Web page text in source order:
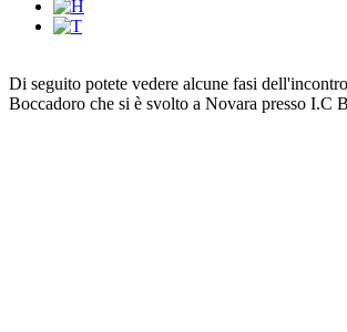
Di seguito potete vedere alcune fasi
Boccadoro che si è svolto a Novara presso I.C